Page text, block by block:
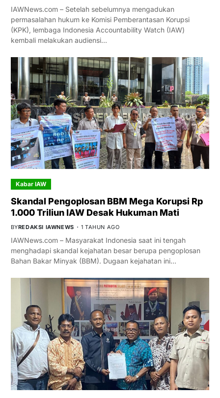
IAWNews.com – Setelah sebelumnya mengadukan
permasalahan hukum ke Komisi Pemberantasan Korupsi
(KPK), lembaga Indonesia Accountability Watch (IAW)
kembali melakukan audiensi…
Kabar IAW
Skandal Pengoplosan BBM Mega Korupsi Rp
1.000 Triliun IAW Desak Hukuman Mati
BYREDAKSI IAWNEWS 1 TAHUN AGO
IAWNews.com – Masyarakat Indonesia saat ini tengah
menghadapi skandal kejahatan besar berupa pengoplosan
Bahan Bakar Minyak (BBM). Dugaan kejahatan ini…